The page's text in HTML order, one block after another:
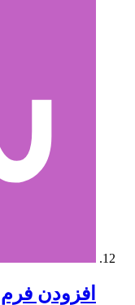
افزودن